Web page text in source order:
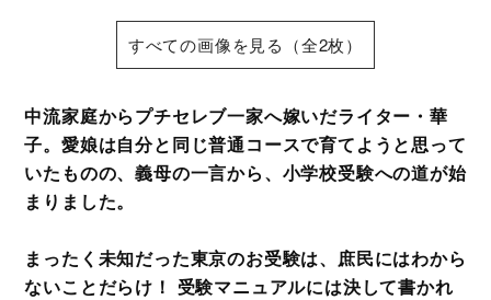
すべての画像を見る（全2枚）
中流家庭からプチセレブ一家へ嫁いだライター・華
子。愛娘は自分と同じ普通コースで育てようと思って
いたものの、義母の一言から、小学校受験への道が始
まりました。
まったく未知だった東京のお受験は、庶民にはわから
ないことだらけ！ 受験マニュアルには決して書かれ